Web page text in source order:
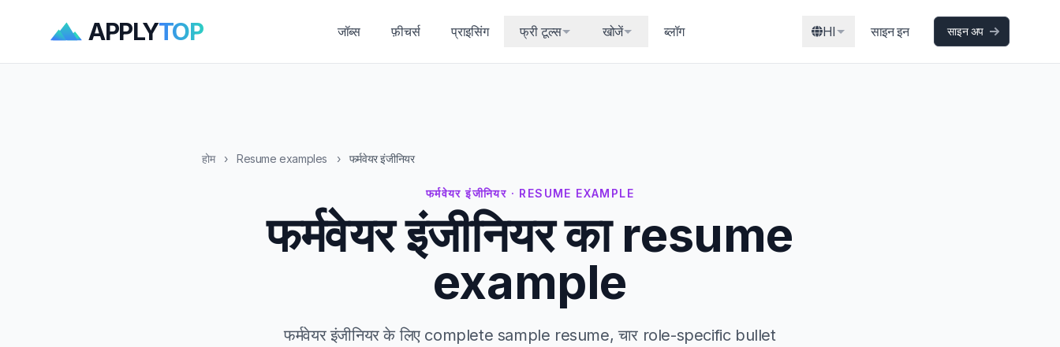
APPLYTOP जॉब्स फ़ीचर्स प्राइसिंग फ्री टूल्स खोजें ब्लॉग HI साइन इन साइन अप
होम › Resume examples › फर्मवेयर इंजीनियर
फर्मवेयर इंजीनियर · RESUME EXAMPLE
फर्मवेयर इंजीनियर का resume
example
फर्मवेयर इंजीनियर के लिए complete sample resume, चार role-specific bullet